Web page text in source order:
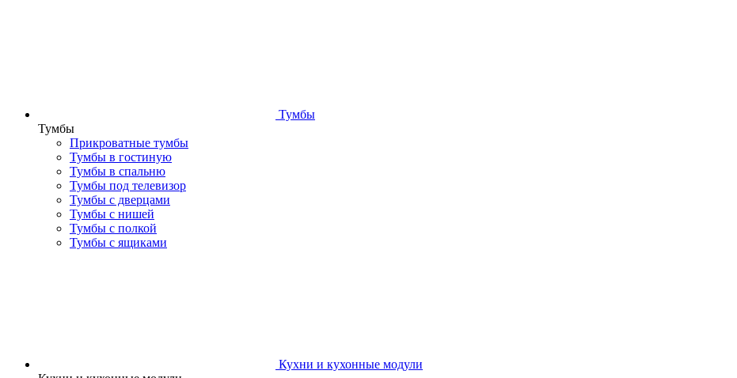
Тумбы
Тумбы
Прикроватные тумбы
Тумбы в гостиную
Тумбы в спальню
Тумбы под телевизор
Тумбы с дверцами
Тумбы с нишей
Тумбы с полкой
Тумбы с ящиками
Кухни и кухонные модули